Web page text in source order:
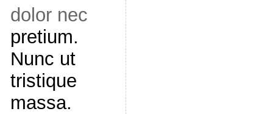
dolor nec
pretium.
Nunc ut
tristique
massa.